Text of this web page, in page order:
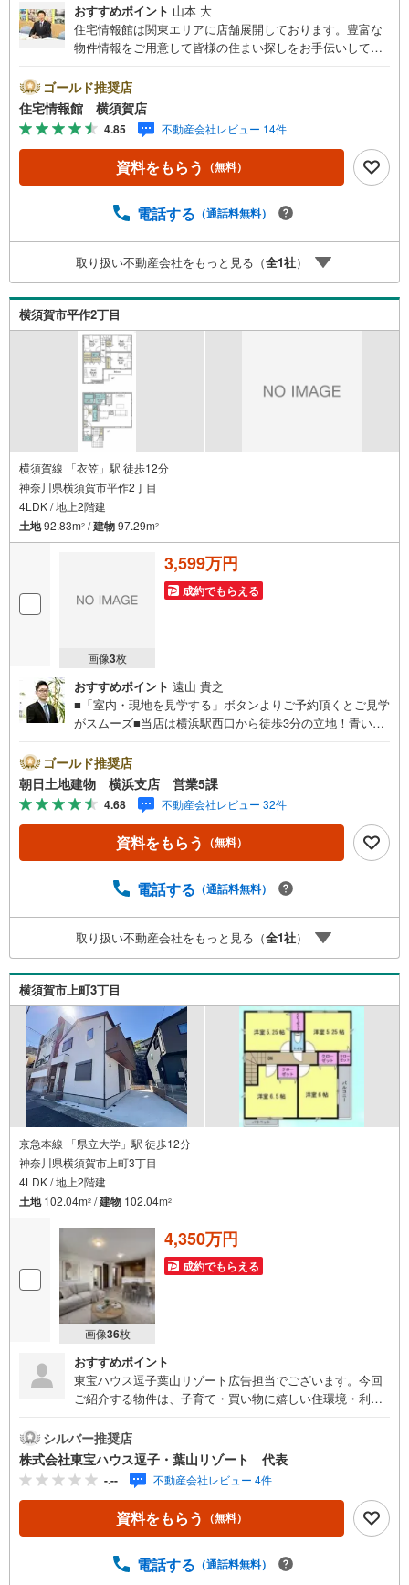
おすすめポイント 山本 大
住宅情報館は関東エリアに店舗展開しております。豊富な
物件情報をご用意して皆様の住まい探しをお手伝いしてお
さい。【営業時間 10:00～19:00 火曜・水曜（祝日の場
合は営業いたします）】「資料請求」「内覧」のお問い合
わせは上記時間内ですとスムーズにご対応が可能です。ス
タッフ一同お客様のお問合せをお待ちしております。【住
宅ローン相談会】開催中無理のない住宅ローンの試算やご
購入の際にかかる諸費用の概算も行っております。しっか
気軽にご相談ください。お客様第一主義をモット-にお引越
実に努めさせて頂きます。住宅情報館にお越し頂けたら、
物件のご紹介だけではなく、お住まいの疑問、不安、お家
の事ならなんでもご相談いただけます。お客様の要望をお
伺いしながら誠心誠意、全力でサポートさせて頂きます。
お客様一人一人に合わせたライフプランのご提案をさせて
いただきます。お気軽にご相談ください。
ゴールド推奨店
住宅情報館 横須賀店
4.85 不動産会社レビュー 14件
資料をもらう （無料）
電話する （通話料無料）
取り扱い不動産会社をもっと見る（全1社）
横須賀市平作2丁目
横須賀線 「衣笠」駅 徒歩12分
神奈川県横須賀市平作2丁目
4LDK / 地上2階建
土地92.83m2 /建物97.29m2
画像3枚
3,599万円
成約でもらえる
おすすめポイント 遠山 貴之
■「室内・現地を見学する」ボタンよりご予約頂くとご見学
がスムーズ■当店は横浜駅西口から徒歩3分の立地！青い看
キッズコーナーやおむつ替えができる授乳室も完備お子様
連れでも安心です。提携駐車場もございます■■■ご来場の
際は、事前にご予約をお願いします■■■「室内・現地を見
学する」ボタンよりご予約頂くとスムーズ！■現地ご案内■
お客様の貴重なお時間の中でご希望の情報をご案内しま
す。おおよその所要時間や内容は下記をご参考ください〇
～）〇現地/物件見学（30分～）〇周辺環境のご紹介（30分
止めて私達は様々なご要望にお応え致します！【コロナウ
イルス予防対策実施中】〇ご入店時の検温とアルコール除
菌を設置しております〇接客ブースでは、お席の間隔を通
常より広くお取りします〇全営業車に乗降車時の消毒、除
菌シート等を常備しております〇物件見学用に使い捨てス
リッパ・使い捨て手袋をご用意します
ゴールド推奨店
朝日土地建物 横浜支店 営業5課
4.68 不動産会社レビュー 32件
資料をもらう （無料）
電話する （通話料無料）
取り扱い不動産会社をもっと見る（全1社）
横須賀市上町3丁目
京急本線 「県立大学」駅 徒歩12分
神奈川県横須賀市上町3丁目
4LDK / 地上2階建
土地102.04m2 /建物 102.04m2
画像36枚
4,350万円
成約でもらえる
おすすめポイント
東宝ハウス逗子葉山リゾート広告担当でございます。今回
ご紹介する物件は、子育て・買い物に嬉しい住環境・利便
ス逗子葉山リゾート》私たちは、この地域に特化した不動
産仲介を通じて、皆さまが理想とする暮らしを実現するお
手伝いをしています。住まい選びは、単に「家を買う・借
りる」ことではなく、「どんな人生を送りたいか」を考え
る大切なプロセスです。逗子・葉山には、海を望む戸建
て、緑豊かな住宅街、趣のある古民家など、さまざまな魅
ニティの魅力まで、リアルな情報をお伝えしながら、お客
シルバー推奨店
株式会社東宝ハウス逗子・葉山リゾート 代表
-.-- 不動産会社レビュー 4件
資料をもらう （無料）
電話する （通話料無料）